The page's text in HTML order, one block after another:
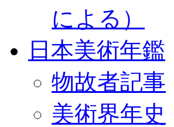
による）
日本美術年鑑
物故者記事
美術界年史